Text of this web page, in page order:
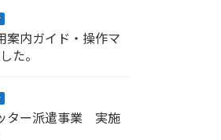
案内ガイド・操作マ
た。
ター派遣事業 実施